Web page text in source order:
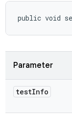
public void
Parameter
testInfo